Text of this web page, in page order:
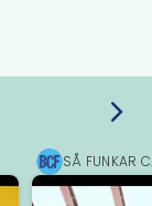
SÅ FUNKAR